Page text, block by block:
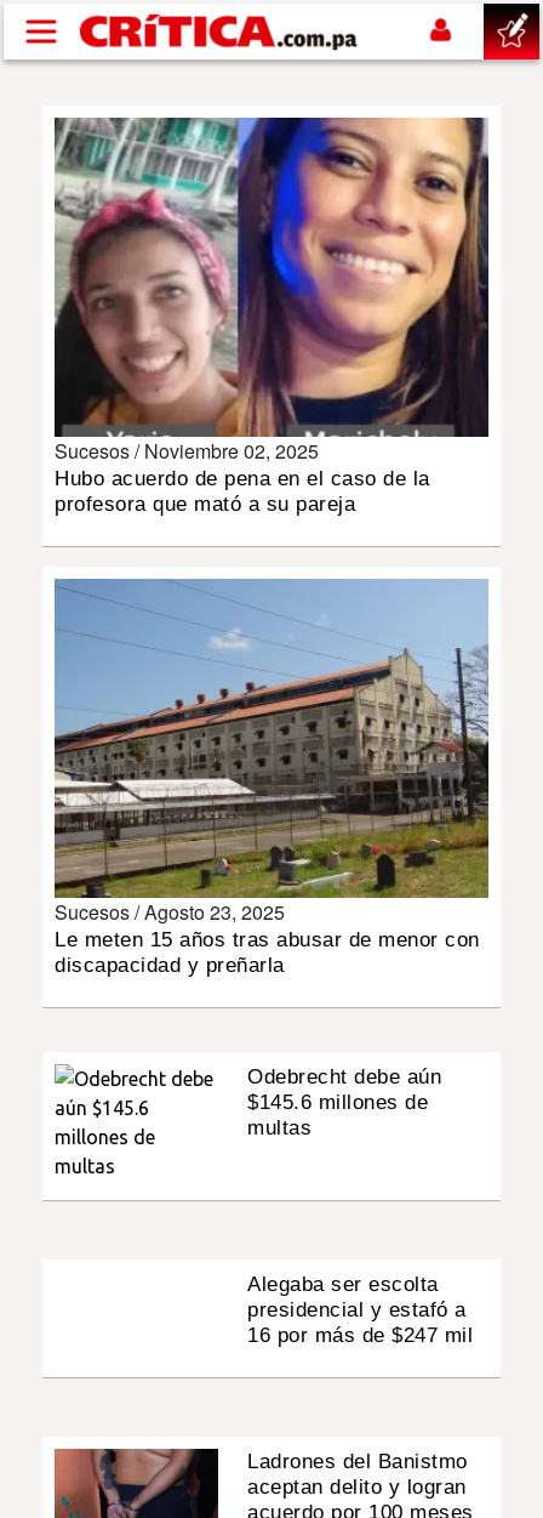
Pasar al contenido principal
SUCESOS
NACIONAL
POLÍTICA
DEPORTES
MUNDO
INSÓLITAS
IMPRESO
Sucesos /Noviembre 02, 2025
Hubo acuerdo de pena en el caso de la
profesora que mató a su pareja
Sucesos /Agosto 23, 2025
Le meten 15 años tras abusar de menor con
discapacidad y preñarla
Odebrecht debe aún
$145.6 millones de
multas
Alegaba ser escolta
presidencial y estafó a
16 por más de $247 mil
Ladrones del Banistmo
aceptan delito y logran
acuerdo por 100 meses